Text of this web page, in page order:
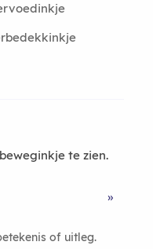
te zien.
»
of uitleg.